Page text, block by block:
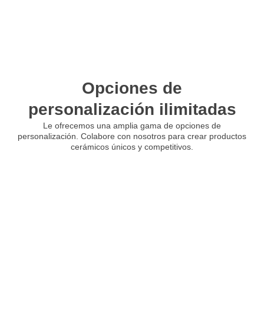
Opciones de
personalización ilimitadas
Le ofrecemos una amplia gama de opciones de
personalización. Colabore con nosotros para crear productos
cerámicos únicos y competitivos.